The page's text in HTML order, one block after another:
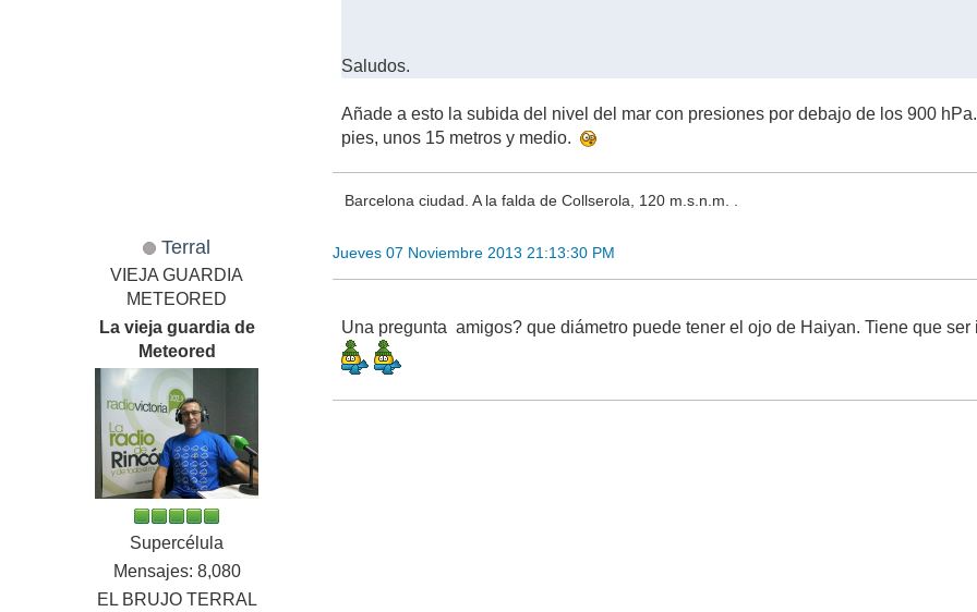
Saludos.
Añade a esto la subida del nivel del mar con presiones por debajo de los 900
pies, unos 15 metros y medio.
Barcelona ciudad. A la falda de Collserola, 120 m.s.n.m. .
Terral
VIEJA GUARDIA
METEORED
La vieja guardia de
Meteored
Supercélula
Mensajes: 8,080
EL BRUJO TERRAL
Jueves 07 Noviembre 2013 21:13:30 PM
Una pregunta amigos? que diámetro puede tener el ojo de Haiyan. Tiene que